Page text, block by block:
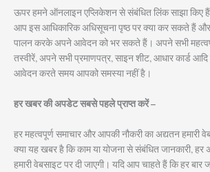
ऊपर हमने ऑनलाइन एप्लिकेशन से संबंधित लिंक साझा किए
आप इस आधिकारिक अधिसूचना पृष्ठ पर क्या कर सकते हैं और
पालन करके अपने आवेदन को भर सकते हैं। अपने सभी
तस्वीरें, अपने सभी प्रमाणपत्र, साइन शीट, आधार कार्ड
आवेदन करते समय आपको समस्या नहीं है।
हर खबर की अपडेट सबसे पहले प्राप्त करें –
हर महत्वपूर्ण समाचार और आपकी नौकरी का अद्यतन हमारी
क्या यह खबर है कि काम या योजना से संबंधित जानकारी,
हमारी वेबसाइट पर दी जाएगी। यदि आप चाहते हैं कि हर बार